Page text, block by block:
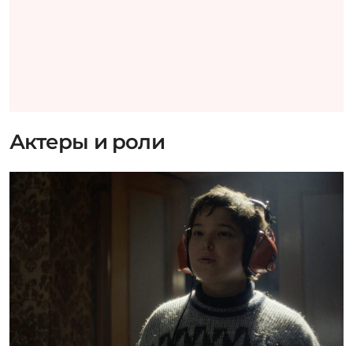
Актеры и роли